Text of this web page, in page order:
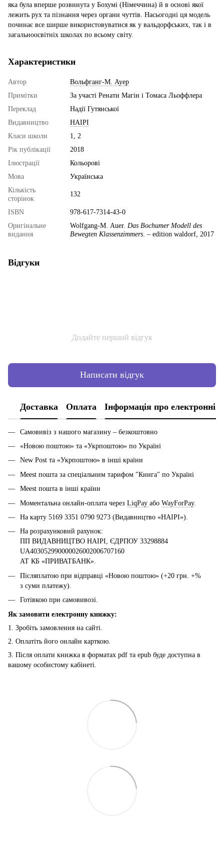
яка була вперше розвинута у Бохумі (Німеччина) й в основі якої
лежить рух та пізнання через органи чуттів. Насьогодні ця модель
починає все ширше використовуватися як у вальдорфських, так і в
загальноосвітніх школах по всьому світу.
Характеристики
Автор
Вольфганг-М. Ауер
Примітки
За участі Ренати Магін і Томаса Льоффлера
Переклад
Надії Гутянської
Видавництво
НАІРІ
Класи школи
1, 2
Рік публікації
2018
Ілюстрації
Кольорові
Мова
Українська
Кількість
сторінок
132
ISBN
978-617-7314-43-0
Оригінальне
видання
Wolfgang-М. Auer. Das Bochumer Modell des
Bewegten Klassenzimmers . – edition waldorf, 2017
Відгуки
Додайте перший відгук
Написати відгук
Доставка Оплата Інформація про електронні
Самовивіз з нашого магазину – безкоштовно
«Новою поштою» та «Укрпоштою» по Україні
New Post та «Укрпоштою» в інші країни
Meest пошта за спеціальним тарифом "Книга" по Україні
Meest пошта в інші країни
Моментальна онлайн-оплата через LiqPay або WayForPay.
На карту 5169 3351 0790 9273 (Видавництво «НАІРІ»).
На розрахунковий рахунок:
ПП ВИДАВНИЦТВО НАІРІ, ЄДРПОУ 33298884
UA403052990000026002006707160
АТ КБ «ПРИВАТБАНК».
Післяплатою при відправці «Новою поштою» (+20 грн. +%
з суми платежу).
Готівкою при самовивозі.
Як замовити електронну книжку:
1. Зробіть замовлення на сайті.
2. Оплатіть його онлайн карткою.
3. Після оплати книжка в форматах pdf та epub буде доступна в
вашому особистому кабінеті.